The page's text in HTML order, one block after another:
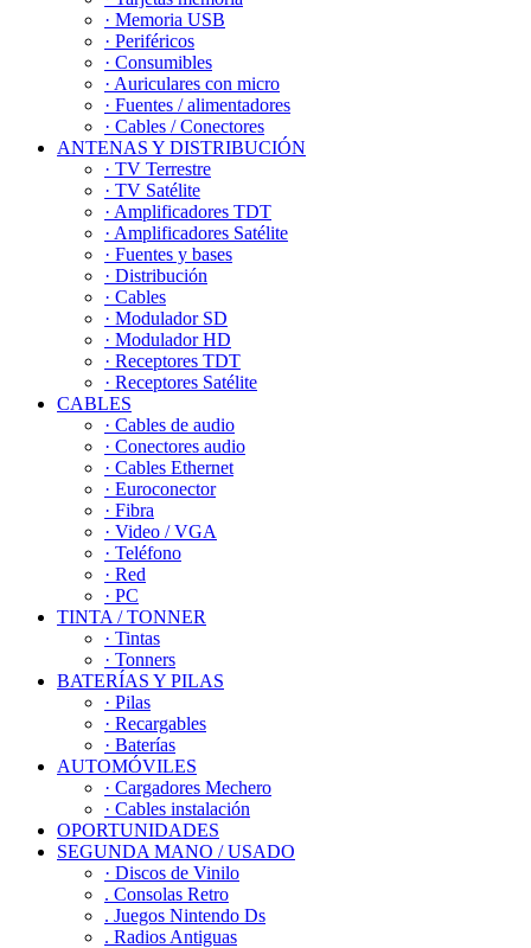
· Memoria USB
· Periféricos
· Consumibles
· Auriculares con micro
· Fuentes / alimentadores
· Cables / Conectores
ANTENAS Y DISTRIBUCIÓN
· TV Terrestre
· TV Satélite
· Amplificadores TDT
· Amplificadores Satélite
· Fuentes y bases
· Distribución
· Cables
· Modulador SD
· Modulador HD
· Receptores TDT
· Receptores Satélite
CABLES
· Cables de audio
· Conectores audio
· Cables Ethernet
· Euroconector
· Fibra
· Video / VGA
· Teléfono
· Red
· PC
TINTA / TONNER
· Tintas
· Tonners
BATERÍAS Y PILAS
· Pilas
· Recargables
· Baterías
AUTOMÓVILES
· Cargadores Mechero
· Cables instalación
OPORTUNIDADES
SEGUNDA MANO / USADO
· Discos de Vinilo
. Consolas Retro
. Juegos Nintendo Ds
. Radios Antiguas